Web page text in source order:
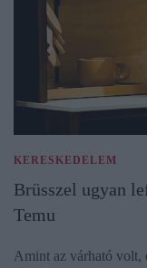
KERESKEDELEM
Brüsszel ugyan
Temu
Amint az várható volt,